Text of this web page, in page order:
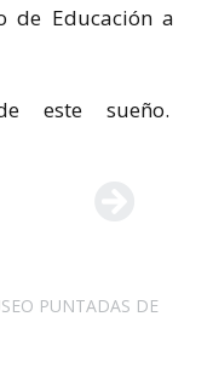
de Educación a
este sueño.
PUNTADAS DE